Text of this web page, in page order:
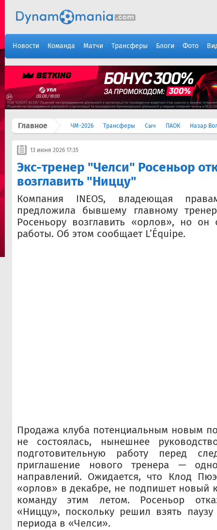
Новости Команда Матчи Трансферы Блоги Фото
Главное ЧМ-2026 Трансферы Сыч ПАОК Назар
13 июня 2026 17:35
Экс-тренер "Челси" Росеньор
возглавить "Ниццу"
Компания INEOS, владеющая
предложила бывшему главному
Росеньору возглавить «орлов», но он
работы. Об этом сообщает L’Équipe.
Продажа клуба потенциальным новым
не состоялась, нынешнее
подготовительную работу перед
приглашение нового тренера —
направлений. Ожидается, что Клод
«орлов» в декабре, не подпишет новый
команду этим летом. Росеньор
«Ниццу», поскольку решил взять паузу
периода в «Челси».